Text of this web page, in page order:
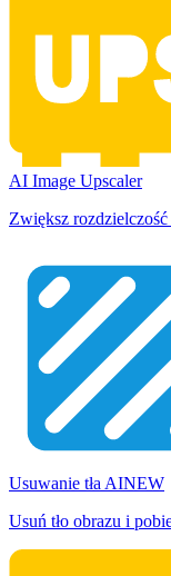
AI Image Upscaler
Zwiększ
Usuwanie tła AINEW
Usuń tło obrazu i